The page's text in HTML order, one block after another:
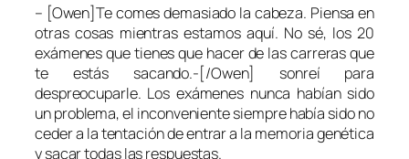
– [Owen]Te comes demasiado la cabeza. Piensa en
otras cosas mientras estamos aquí. No sé, los 20
exámenes que tienes que hacer de las carreras que
te estás sacando.-[/Owen] sonreí para
despreocuparle. Los exámenes nunca habían sido
un problema, el inconveniente siempre había sido no
ceder a la tentación de entrar a la memoria genética
y sacar todas las respuestas.